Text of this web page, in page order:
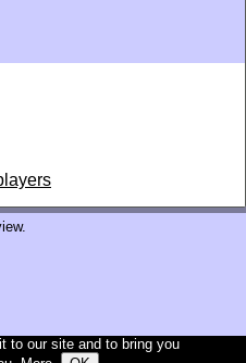
to our site and to bring you